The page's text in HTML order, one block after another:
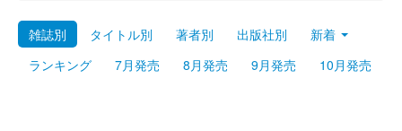
プレミアム
雑誌別 タイトル別 著者別 出版社別
新着
ランキング
7月発売 8月発売 9月発売 10月発売